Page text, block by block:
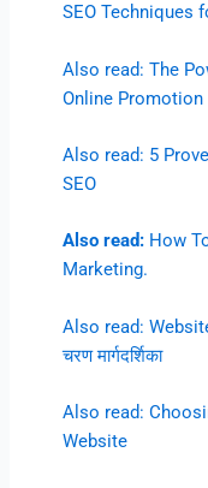
SEO Techniques
Also read: The
Online Promotion
Also read: 5
SEO
Also read: How
Marketing.
Also read:
चरण मार्गदर्शिका
Also read:
Website